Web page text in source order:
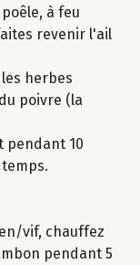
à feu
revenir l'ail
herbes
poivre (la
pendant 10
vif, chauffez
pendant 5